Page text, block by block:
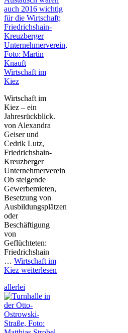
Wirtschaft im
Kiez
Wirtschaft im
Kiez – ein
Jahresrückblick.
von Alexandra
Geiser und
Cedrik Lutz,
Friedrichshain-
Kreuzberger
Unternehmerverein
Ob steigende
Gewerbemieten,
Besetzung von
Ausbildungsplätzen
oder
Beschäftigung
von
Geflüchteten:
Friedrichshain
… Wirtschaft im
Kiez weiterlesen
allerlei